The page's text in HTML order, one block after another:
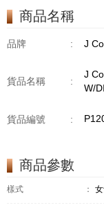
商品名稱
品牌 : J
貨品名稱 :
J
W/
貨品編號 :
商品參數
樣式 ：